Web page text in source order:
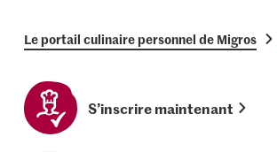
Le portail culinaire personnel de Migros
S’inscrire maintenant